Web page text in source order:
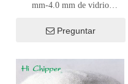
mm-4.0 mm de vidrio
Preguntar